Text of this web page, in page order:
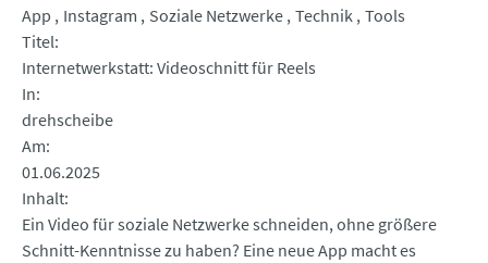
App
Instagram Soziale Netzwerke Technik Tools
Titel
Internetwerkstatt: Videoschnitt für Reels
In
drehscheibe
Am
01.06.2025
Inhalt
Ein Video für soziale Netzwerke schneiden, ohne größere
Schnitt-Kenntnisse zu haben? Eine neue App macht es